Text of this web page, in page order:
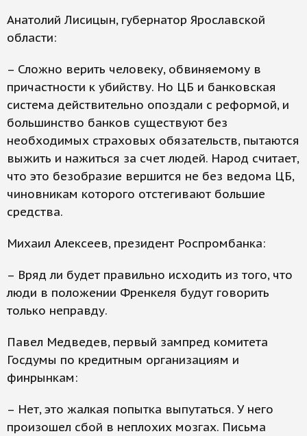
Анатолий Лисицын, губернатор Ярославской
области:
– Сложно верить человеку, обвиняемому в
причастности к убийству. Но ЦБ и банковская
система действительно опоздали с реформой, и
большинство банков существуют без
необходимых страховых обязательств, пытаются
выжить и нажиться за счет людей. Народ считает,
что это безобразие вершится не без ведома ЦБ,
чиновникам которого отстегивают большие
средства.
Михаил Алексеев, президент Роспромбанка:
– Вряд ли будет правильно исходить из того, что
люди в положении Френкеля будут говорить
только неправду.
Павел Медведев, первый зампред комитета
Госдумы по кредитным организациям и
финрынкам:
– Нет, это жалкая попытка выпутаться. У него
произошел сбой в неплохих мозгах. Письма